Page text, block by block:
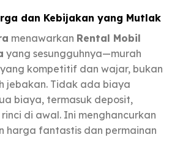
dan Kebijakan yang Mutlak
menawarkan Rental Mobil
yang sesungguhnya—murah
kompetitif dan wajar, bukan
jebakan. Tidak ada biaya
biaya, termasuk deposit,
di awal. Ini menghancurkan
harga fantastis dan permainan